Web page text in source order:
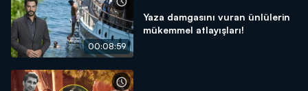
00:08:59
Yaza damgasını vuran ünlülerin
mükemmel atlayışları!